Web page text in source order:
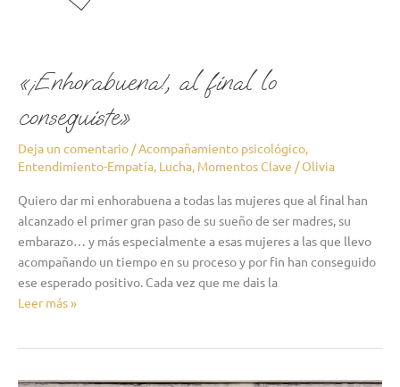
«¡Enhorabuena!, al final lo
conseguiste»
Deja un comentario /Acompañamiento psicológico,
Entendimiento-Empatía, Lucha, Momentos Clave /Olivia
Quiero dar mi enhorabuena a todas las mujeres que al final han
alcanzado el primer gran paso de su sueño de ser madres, su
embarazo… y más especialmente a esas mujeres a las que llevo
acompañando un tiempo en su proceso y por fin han conseguido
ese esperado positivo. Cada vez que me dais la
Leer más »